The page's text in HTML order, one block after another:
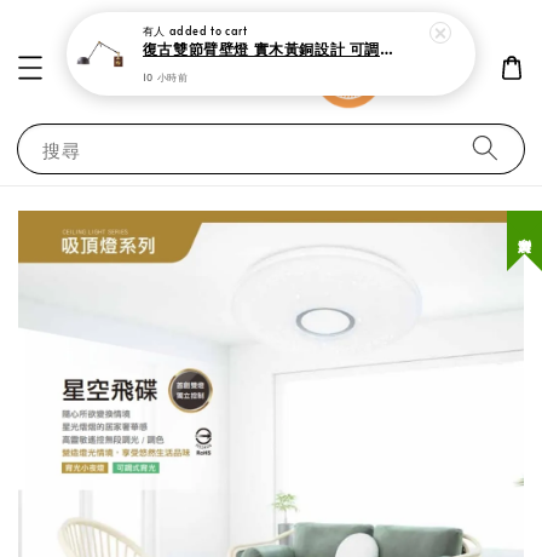
搜尋
10 小時前